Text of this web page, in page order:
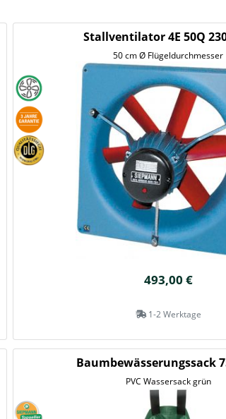
Stallventilator 4E 50Q
50 cm Ø Flügeldurchmesser
493,00 €
1-2 Werktage
Baumbewässerungssack
PVC Wassersack grün